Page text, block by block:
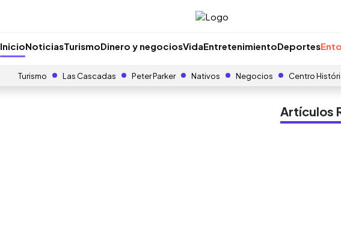
InicioNoticiasTurismoDinero y negociosVidaEntretenimientoDeportes
Turismo Las Cascadas Peter Parker Nativos Negocios Centro
Artículos